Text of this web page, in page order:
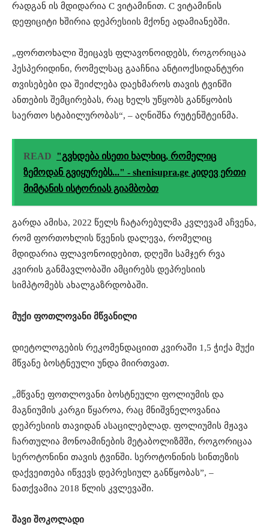
რადგან ის მდიდარია C ვიტამინით. C ვიტამინის
დეფიციტი ხშირია დეპრესიის მქონე ადამიანებში.
„ფორთოხალი შეიცავს ფლავონოიდებს, როგორიცაა
ჰესპერიდინი, რომელსაც გააჩნია ანტიოქსიდანტური
თვისებები და შეიძლება დაეხმაროს თავის ტვინში
ანთების შემცირებას, რაც ხელს უწყობს განწყობის
საერთო სტაბილურობას“, – აღნიშნა რუტენშტეინმა.
READ "გვხდება ისეთი ხალხიც, რომელიც
ზემოდან გვიყურებს..." - shenisupra.ge კიდევ ერთი
მიმტანის ისტორიას გიამბობთ
გარდა ამისა, 2022 წელს ჩატარებულმა კვლევამ აჩვენა,
რომ ფორთოხლის წვენის დალევა, რომელიც
მდიდარია ფლავონოიდებით, დღეში სამჯერ რვა
კვირის განმავლობაში ამცირებს დეპრესიის
სიმპტომებს ახალგაზრდობაში.
მუქი ფოთლოვანი მწვანილი
დიეტოლოგების რეკომენდაციით კვირაში 1,5 ჭიქა მუქი
მწვანე ბოსტნეული უნდა მიირთვათ.
„მწვანე ფოთლოვანი ბოსტნეული ფოლიუმის და
მაგნიუმის კარგი წყაროა, რაც მნიშვნელოვანია
დეპრესიის თავიდან ასაცილებლად. ფოლიუმის მჟავა
ჩართულია მონოამინების მეტაბოლიზმში, როგორიცაა
სეროტონინი თავის ტვინში. სეროტონინის სინთეზის
დაქვეითება იწვევს დეპრესიულ განწყობას”, –
ნათქვამია 2018 წლის კვლევაში.
შავი შოკოლადი